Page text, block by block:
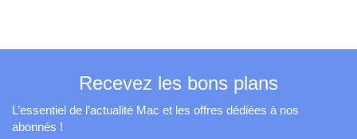
Recevez les bons plans
L’essentiel de l’actualité Mac et les offres dédiées à nos
abonnés !